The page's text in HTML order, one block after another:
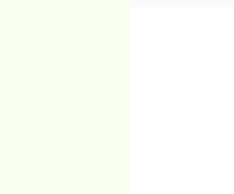
Castell de Palafolls